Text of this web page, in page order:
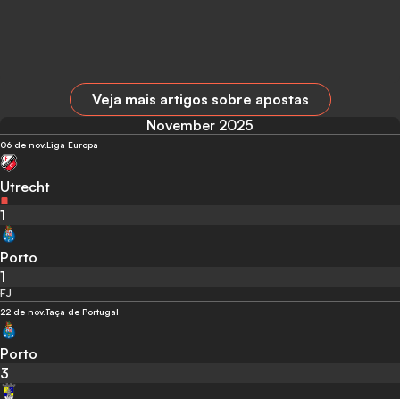
Veja mais artigos sobre apostas
November 2025
06 de nov.Liga Europa
Utrecht
1
Porto
1
FJ
22 de nov.Taça de Portugal
Porto
3